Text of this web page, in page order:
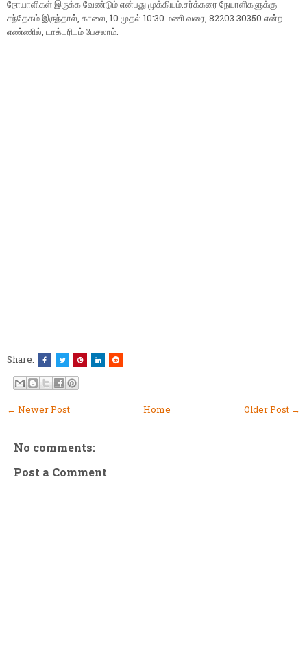
நோயாளிகள் இருக்க வேண்டும் என்பது முக்கியம்.சர்க்கரை நேயாளிகளுக்கு
சந்தேகம் இருந்தால், காலை, 10 முதல் 10:30 மணி வரை, 82203 30350 என்ற
எண்ணில், டாக்டரிடம் பேசலாம்.
Share:
← Newer Post Older Post →
Home
No comments:
Post a Comment